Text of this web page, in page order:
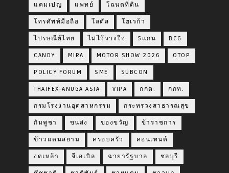
แคมเปญ แพทย์ โฉนดที่ดิน
โทรศัพท์มือถือ โลตัส โฮเรก้า
ไปรษณีย์ไทย ไม่ไว้วางใจ 5แกน BCG
CANDY MIRA MOTOR SHOW 2026 OTOP
POLICY FORUM SME SUBCON
THAIFEX-ANUGA ASIA VIPA กกต. กกท.
กรมโรงงานอุตสาหกรรม กระทรวงสาธารณสุข
กัมพูชา ขนส่ง ของขวัญ ข้าราชการ
ข้าวแดนสยาม ครอบครัว คอนเทนต์
งดเหล้า จีเอเบิล ฉายารัฐบาล ชลบุรี